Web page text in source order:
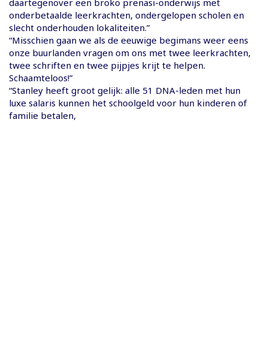
onderbetaalde leerkrachten, ondergelopen scholen en
slecht onderhouden lokaliteiten.”
“Misschien gaan we als de eeuwige begimans weer eens
onze buurlanden vragen om ons met twee leerkrachten,
twee schriften en twee pijpjes krijt te helpen.
Schaamteloos!”
“Stanley heeft groot gelijk: alle 51 DNA-leden met hun
luxe salaris kunnen het schoolgeld voor hun kinderen of
familie betalen,